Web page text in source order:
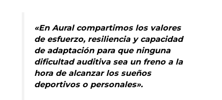
«En Aural compartimos los valores
de esfuerzo, resiliencia y capacidad
de adaptación para que ninguna
dificultad auditiva sea un freno a la
hora de alcanzar los sueños
deportivos o personales».